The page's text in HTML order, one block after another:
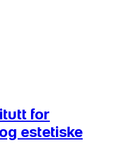
for
estetiske